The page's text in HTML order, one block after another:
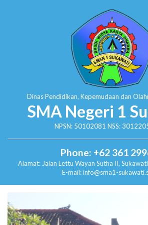
Dinas Pendidikan, Kepemudaan dan
SMA Negeri 1
NPSN: 50102081 NSS:
Phone: +62 361
Alamat: Jalan Lettu Wayan Sutha II, Sukawati
E-mail: info@sma1-